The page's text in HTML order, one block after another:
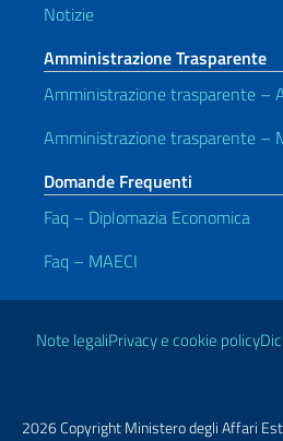
Notizie
Amministrazione Trasparente
Amministrazione trasparente –
Amministrazione trasparente –
Domande Frequenti
Faq – Diplomazia Economica
Faq – MAECI
Link Utili
Note legaliPrivacy e cookie policy
2026 Copyright Ministero degli Affari